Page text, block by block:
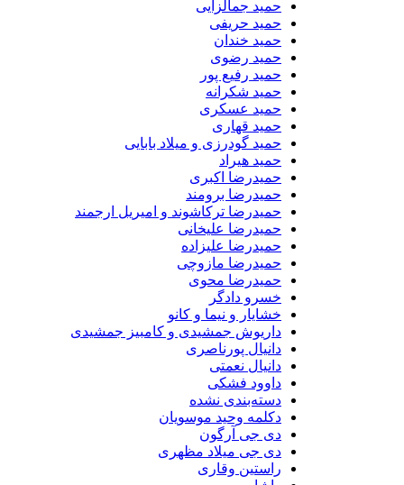
حمید جمالزایی
حمید حریفی
حمید خندان
حمید رضوی
حمید رفیع پور
حمید شکرانه
حمید عسکری
حمید قهاری
حمید گودرزی و میلاد بابایی
حمید هیراد
حمیدرضا اکبری
حمیدرضا برومند
حمیدرضا ترکاشوند و امیریل ارجمند
حمیدرضا علیخانی
حمیدرضا علیزاده
حمیدرضا مازوچی
حمیدرضا محوی
خسرو دادگر
خشایار و نیما و کانو
داریوش جمشیدی و کامبیز جمشیدی
دانیال پورناصری
دانیال نعمتی
داوود فشکی
دسته‌بندی نشده
دکلمه وحید موسویان
دی جی آرگون
دی جی میلاد مظهری
راستین وقاری